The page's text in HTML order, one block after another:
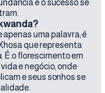
e o sucesso se
apenas uma palavra; é
que representa
É o florescimento em
e negócio, onde
e seus sonhos se